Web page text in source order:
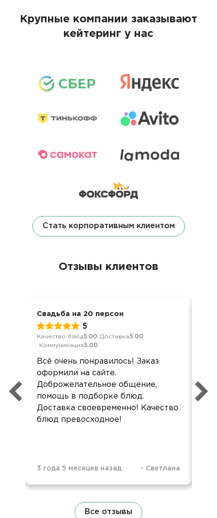
Крупные компании заказывают
кейтеринг у нас
Стать корпоративным клиентом
Отзывы клиентов
Свадьба на 20 персон
5
Качество блюд5.00 Доставка5.00
Коммуникация5.00
Всё очень понравилось! Заказ
оформили на сайте.
Доброжелательное общение,
помощь в подборке блюд.
Доставка своевременно! Качество
блюд превосходное!
3 года 5 месяцев назад - Светлана
Все отзывы